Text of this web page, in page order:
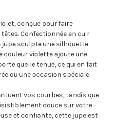
conçue pour faire
Confectionnée en cuir
jupe sculpte une silhouette
couleur violette ajoute une
quelle tenue, ce qui en fait
ou une occasion spéciale.
vos courbes, tandis que
douce sur votre
et confiante, cette jupe est